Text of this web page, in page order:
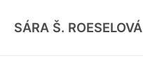
SÁRA Š. ROESELOVÁ